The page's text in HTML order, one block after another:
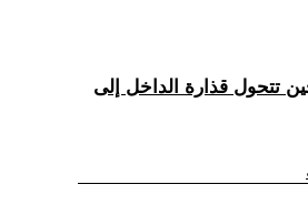
تتحول قذارة الداخل إلى